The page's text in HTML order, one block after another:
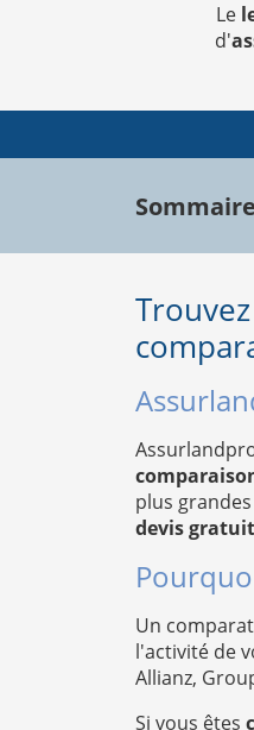
Le
d'
Sommaire
plus
devis gratuit
Un
l'activité de
Allianz,
Si vous êtes